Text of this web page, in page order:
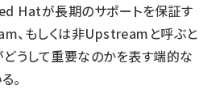
Hatが長期のサポートを保証す
、もしくは非Upstreamと呼ぶと
どうして重要なのかを表す端的な
。